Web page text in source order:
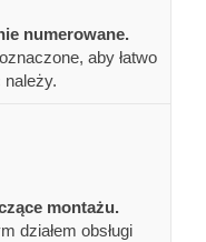
numerowane.
aby łatwo
montażu.
działem obsługi